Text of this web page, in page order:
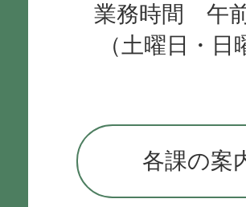
業務時間 午
（土曜日・
各課の案